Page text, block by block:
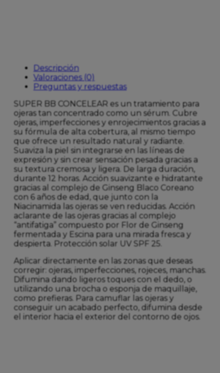
Descripción
Valoraciones (0)
Preguntas y respuestas
SUPER BB CONCELEAR es un tratamiento para
ojeras tan concentrado como un sérum. Cubre
ojeras, imperfecciones y enrojecimientos gracias a
su fórmula de alta cobertura, al mismo tiempo
que ofrece un resultado natural y radiante.
Suaviza la piel sin integrarse en las líneas de
expresión y sin crear sensación pesada gracias a
su textura cremosa y ligera. De larga duración,
durante 12 horas. Acción suavizante e hidratante
gracias al complejo de Ginseng Blaco Coreano
con 6 años de edad, que junto con la
Niacinamida las ojeras se ven reducidas. Acción
aclarante de las ojeras gracias al complejo
“antifatiga” compuesto por Flor de Ginseng
fermentada y Escina para una mirada fresca y
despierta. Protección solar UV SPF 25.
Aplicar directamente en las zonas que deseas
corregir: ojeras, imperfecciones, rojeces, manchas.
Difumina dando ligeros toques con el dedo, o
utilizando una brocha o esponja de maquillaje,
como prefieras. Para camuflar las ojeras y
conseguir un acabado perfecto, difumina desde
el interior hacia el exterior del contorno de ojos.